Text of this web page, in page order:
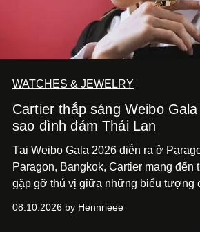
WATCHES & JEWELRY
Cartier thắp sáng Weibo
sao đình đám Thái Lan
Tại Weibo Gala 2026 diễn ra ở
Paragon, Bangkok, Cartier mang đến
gặp gỡ thú vị giữa những biểu tượng
Lan. Sáu gương mặt gồm Tor
08.10.2026 by Hennrieee